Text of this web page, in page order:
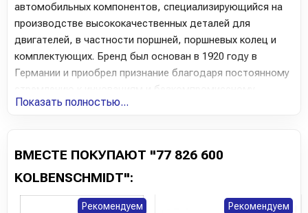
автомобильных компонентов, специализирующийся на
производстве высококачественных деталей для
двигателей, в частности поршней, поршневых колец и
комплектующих. Бренд был основан в 1920 году в
Германии и приобрел признание благодаря постоянному
стремлению к инновациям и безкомпромиссному
качеству.
Kolbenschmidt является одним из самых известных
поставщиков оригинальных комплектующих для
сотрудничестве с ведущими автопроизводителями по
Показать полностью...
ВМЕСТЕ ПОКУПАЮТ "77 826 600
KOLBENSCHMIDT":
Рекомендуем Рекомендуем